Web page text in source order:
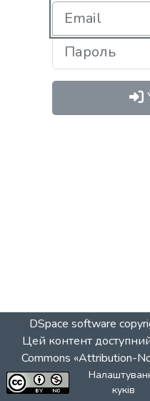
DSpace software
Цей контент
Commons «Attribution-
куків